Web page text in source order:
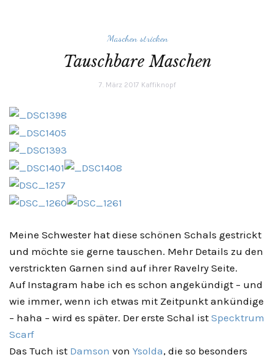
Maschen stricken
Tauschbare Maschen
7. März 2017 Kaffiknopf
Meine Schwester hat diese schönen Schals gestrickt
und möchte sie gerne tauschen. Mehr Details zu den
verstrickten Garnen sind auf ihrer Ravelry Seite.
Auf Instagram habe ich es schon angekündigt – und
wie immer, wenn ich etwas mit Zeitpunkt ankündige
– haha – wird es später. Der erste Schal ist Specktrum
Scarf
Das Tuch ist Damson von Ysolda, die so besonders